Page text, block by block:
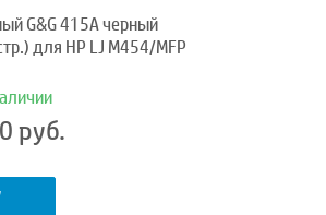
G&G 415A черный
для HP LJ M454/MFP
руб.